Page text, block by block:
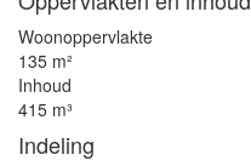
Woonoppervlakte
135 m²
Inhoud
415 m³
Indeling